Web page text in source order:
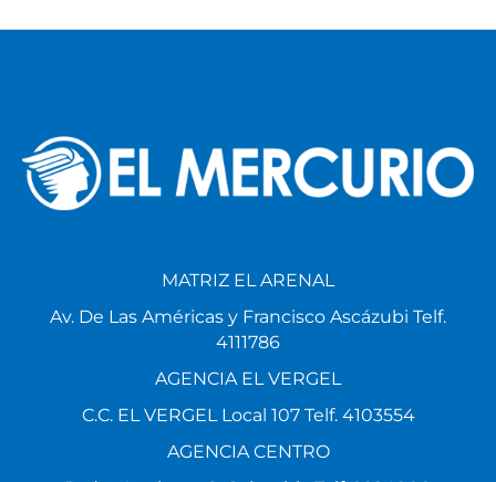
MATRIZ EL ARENAL
Av. De Las Américas y Francisco Ascázubi Telf.
4111786
AGENCIA EL VERGEL
C.C. EL VERGEL Local 107 Telf. 4103554
AGENCIA CENTRO